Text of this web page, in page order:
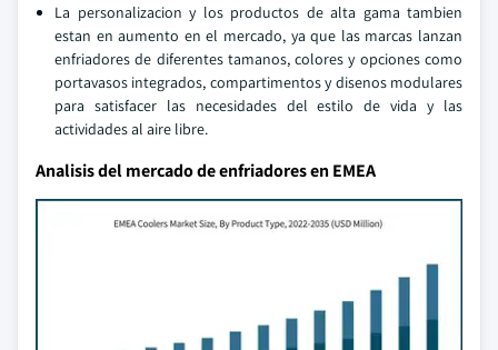
La personalizacion y los productos de alta gama tambien
estan en aumento en el mercado, ya que las marcas lanzan
enfriadores de diferentes tamanos, colores y opciones como
portavasos integrados, compartimentos y disenos modulares
para satisfacer las necesidades del estilo de vida y las
actividades al aire libre.
Analisis del mercado de enfriadores en EMEA